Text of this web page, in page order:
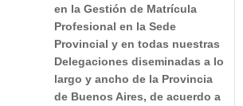
en la Gestión de Matrícula
Profesional en la Sede
Provincial y en todas nuestras
Delegaciones diseminadas a lo
largo y ancho de la Provincia
de Buenos Aires, de acuerdo a